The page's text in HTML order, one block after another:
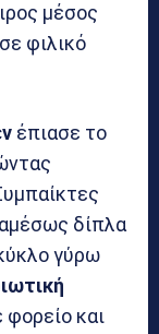
μέσος
φιλικό
έπιασε το
αμέσως δίπλα
γύρω
και